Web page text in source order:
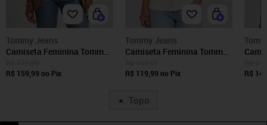
Tommy Jeans
Camiseta Feminina Tommy
Marrom
R$ 159,99 no Pix
Tommy Jeans
Camiseta Feminina Tommy
R$ 119,99 no Pix
R$
Topo